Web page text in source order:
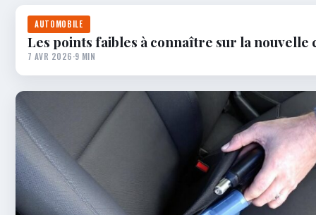
AUTOMOBILE
Les points faibles à connaître sur la nouvelle
7 AVR 2026·9 MIN